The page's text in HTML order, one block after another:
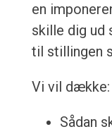
en
skille dig ud
til stillingen
Vi vil dække:
Sådan